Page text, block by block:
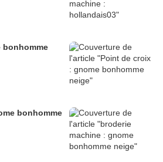
bonhomme
bonhomme